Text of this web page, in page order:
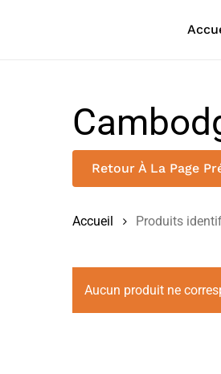
Retour À La Page
Accueil Produits
Aucun produit ne